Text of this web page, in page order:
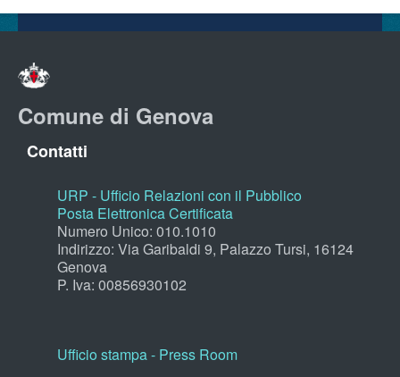
Comune di Genova
Contatti
URP - Ufficio Relazioni con il Pubblico
Posta Elettronica Certificata
Numero Unico: 010.1010
Indirizzo: Via Garibaldi 9, Palazzo Tursi, 16124
Genova
P. Iva: 00856930102
Ufficio stampa - Press Room